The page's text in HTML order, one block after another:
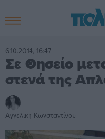
6.10.2014, 16:47
Σε Θησείο
στενά της
Αγγελική Κωνσταντίνου